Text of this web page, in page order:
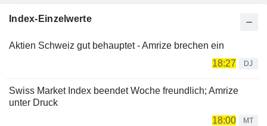
Index-Einzelwerte
Aktien Schweiz gut behauptet - Amrize brechen ein
18:27
DJ
Swiss Market Index beendet Woche freundlich; Amrize
unter Druck
18:00
MT